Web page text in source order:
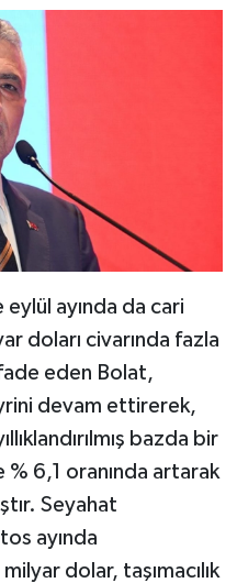
eylül ayında da cari
doları civarında fazla
eden Bolat,
devam ettirerek,
bazda bir
% 6,1 oranında artarak
Seyahat
ayında
milyar dolar, taşımacılık